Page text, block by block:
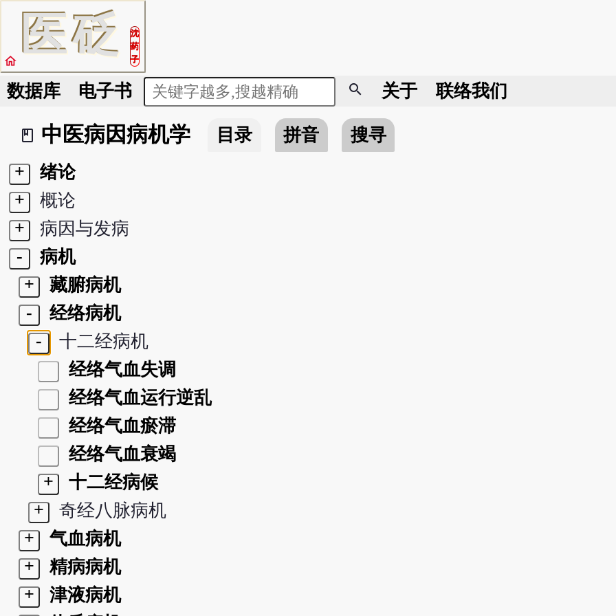
医砭
沈
药
子
home
数据库 电子书 search 关于 联络我们
book_2
中医病因病机学 目录 拼音
搜寻
+
绪论
+
概论
+
病因与发病
-
病机
+
藏腑病机
-
经络病机
-
十二经病机
经络气血失调
经络气血运行逆乱
经络气血瘀滞
经络气血衰竭
+
十二经病候
+
奇经八脉病机
+
气血病机
+
精病病机
+
津液病机